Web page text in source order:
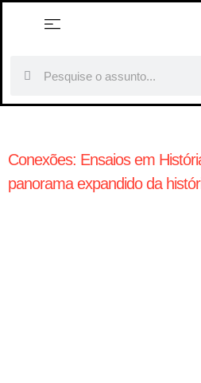
Conexões: Ensaios em
panorama expandido da